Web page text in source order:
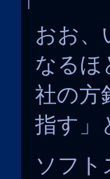
おお、
なるほ
社の方
指す」
ソフト